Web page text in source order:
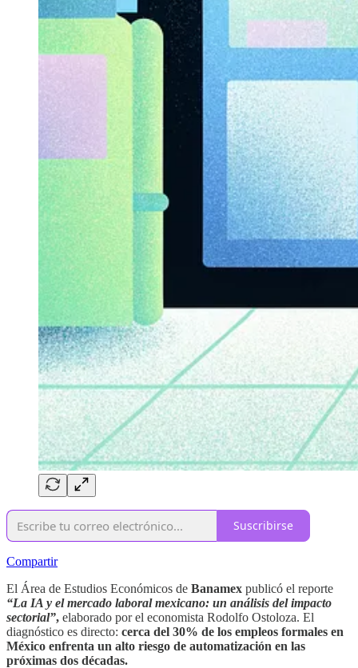
Suscribirse
Compartir
El Área de Estudios Económicos de Banamex publicó el reporte
“La IA y el mercado laboral mexicano: un análisis del impacto
sectorial”, elaborado por el economista Rodolfo Ostoloza. El
diagnóstico es directo: cerca del 30% de los empleos formales en
México enfrenta un alto riesgo de automatización en las
próximas dos décadas.